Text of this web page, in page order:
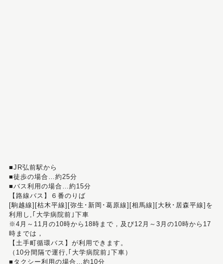
■JR弘前駅から
■徒歩の場合…約25分
■バス利用の場合…約15分
【路線バス】６番のりば
[駒越線][枯木平線][弥生･新岡･葛原線][相馬線][大秋･居森平線]を
利用し,｢大学病院前｣下車
※4月～11月の10時から18時まで，及び12月～3月の10時から17
時までは，
【土手町循環バス】が利用できます。
（10分間隔で運行,｢大学病院前｣下車）
■タクシー利用の場合…約10分